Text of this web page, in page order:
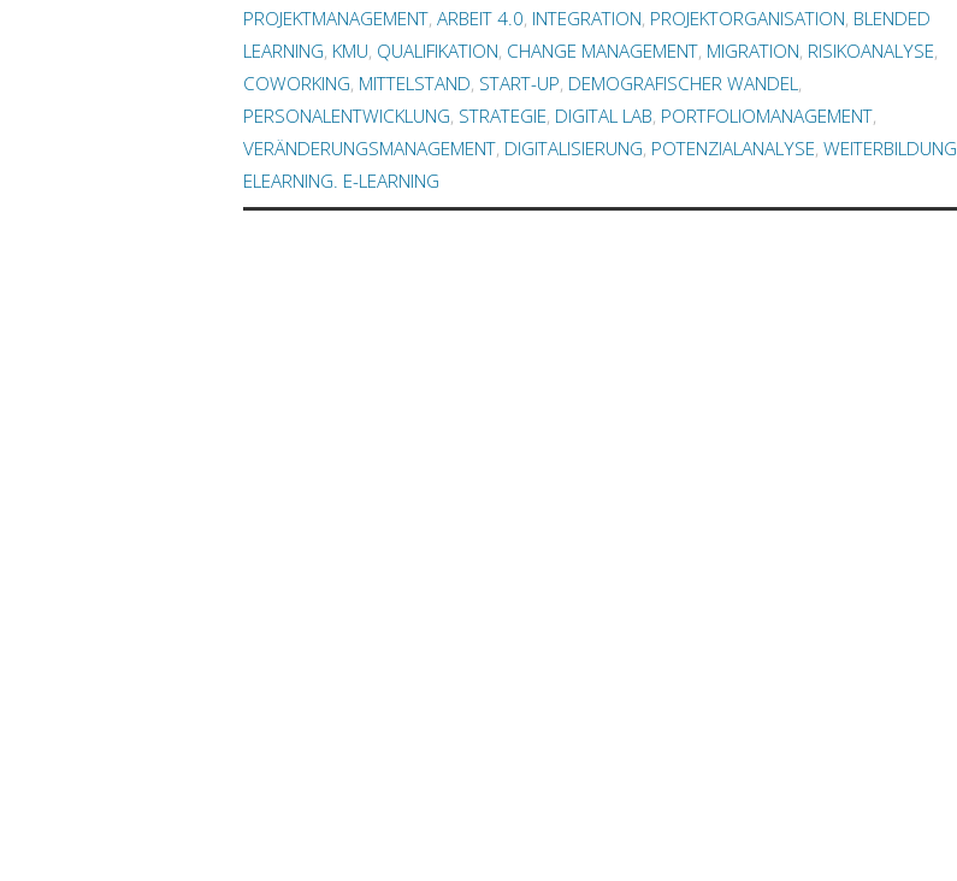
PROJEKTMANAGEMENT, ARBEIT 4.0, INTEGRATION, PROJEKTORGANISATION, BLENDED
LEARNING, KMU, QUALIFIKATION, CHANGE MANAGEMENT, MIGRATION, RISIKOANALYSE,
COWORKING, MITTELSTAND, START-UP, DEMOGRAFISCHER WANDEL,
PERSONALENTWICKLUNG, STRATEGIE, DIGITAL LAB, PORTFOLIOMANAGEMENT,
VERÄNDERUNGSMANAGEMENT, DIGITALISIERUNG, POTENZIALANALYSE, WEITERBILDUNG
ELEARNING. E-LEARNING